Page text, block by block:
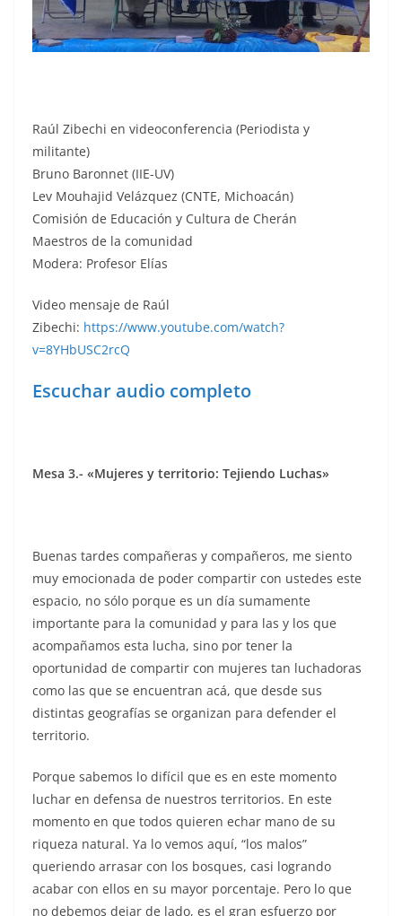
Raúl Zibechi en videoconferencia (Periodista y
militante)
Bruno Baronnet (IIE-UV)
Lev Mouhajid Velázquez (CNTE, Michoacán)
Comisión de Educación y Cultura de Cherán
Maestros de la comunidad
Modera: Profesor Elías
Video mensaje de Raúl
Zibechi: https://www.youtube.com/watch?
v=8YHbUSC2rcQ
Escuchar audio completo
Mesa 3.- «Mujeres y territorio: Tejiendo Luchas»
Buenas tardes compañeras y compañeros, me siento
muy emocionada de poder compartir con ustedes este
espacio, no sólo porque es un día sumamente
importante para la comunidad y para las y los que
acompañamos esta lucha, sino por tener la
oportunidad de compartir con mujeres tan luchadoras
como las que se encuentran acá, que desde sus
distintas geografías se organizan para defender el
territorio.
Porque sabemos lo difícil que es en este momento
luchar en defensa de nuestros territorios. En este
momento en que todos quieren echar mano de su
riqueza natural. Ya lo vemos aquí, “los malos”
queriendo arrasar con los bosques, casi logrando
acabar con ellos en su mayor porcentaje. Pero lo que
no debemos dejar de lado, es el gran esfuerzo por